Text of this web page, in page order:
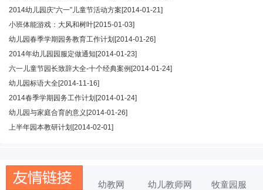
2014幼儿园庆“六一”儿童节活动方案 [2014-01-21]
小班体能游戏：大风和树叶[2015-01-03]
幼儿园春季学期园务教育工作计划 [2014-01-26]
2014年幼儿园园服定做通知 [2014-01-23]
六一儿童节园长致辞大全-十个经典案例 [2014-01-24]
幼儿园标语大全[2014-11-16]
2014春季学期园务工作计划 [2014-01-24]
幼儿园与家庭合育的意义 [2014-01-26]
上半年园本教研计划 [2014-02-01]
幼教网 幼儿教师网 牧童园服